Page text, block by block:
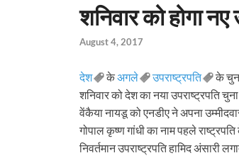
शनिवार को होगा
August 4, 2017
देश केअगले उपराष्ट्रपति
के
शनिवार को देश का नया उपराष्ट्रपति
वेंकैया नायडू को एनडीए ने अपना
गोपाल कृष्ण गांधी का नाम पहले
निवर्तमान उपराष्ट्रपति हामिद अंसारी